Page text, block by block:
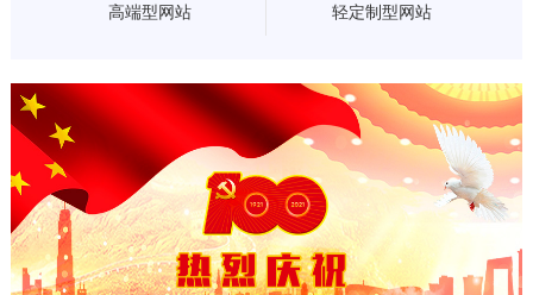
高端型网站 轻定制型网站